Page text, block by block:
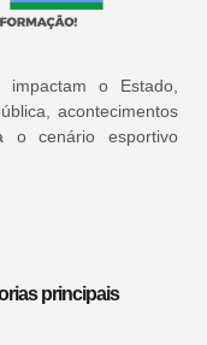
o Estado,
acontecimentos
o cenário esportivo
principais